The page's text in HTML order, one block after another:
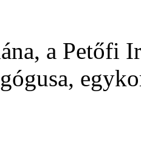
a Petőfi